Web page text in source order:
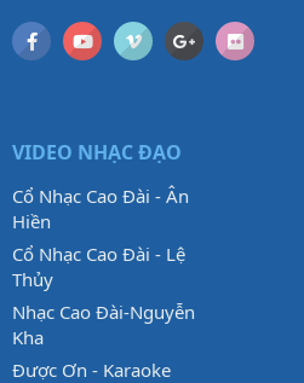
VIDEO NHẠC ĐẠO
Cổ Nhạc Cao Đài - Ân
Hiền
Cổ Nhạc Cao Đài - Lệ
Thủy
Nhạc Cao Đài-Nguyễn
Kha
Được Ơn - Karaoke